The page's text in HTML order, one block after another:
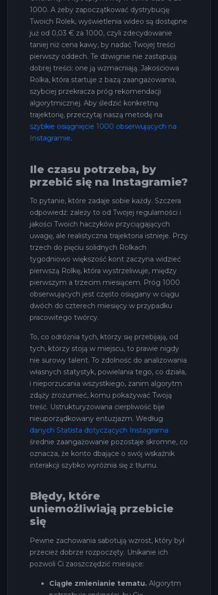
1000. A żeby zapoczątkować dystrybucję
Twoich Rolek, wyświetlenia wideo są dostępne
już od 0,03 € za 1000, czyli zdecydowanie
taniej niż cena kawy, by nadać Twojej treści
pierwszy oddech. Te dźwignie nie zastępują
dobrej treści: one ją wzmacniają. Jakościowa
Rolka, która startuje z bazą zaangażowania,
szybciej przekracza próg rekomendacji
algorytmicznej. Aby śledzić konkretną
trajektorię, przeczytaj naszą metodę na
szybkie osiągnięcie 1000 obserwujących na
Instagramie.
Ile czasu potrzeba, by
przebić się na Instagramie?
To pytanie, które zadaje sobie każdy. Szczera
odpowiedź: zależy to od Twojej regularności i
jakości Twoich haczyków przyciągających
uwagę, ale realistyczna trajektoria istnieje. Przy
trzech do pięciu solidnych Rolkach
tygodniowo większość kont zaczyna widzieć
pierwszą Rolkę, która wystrzeliwuje, między
pierwszym a trzecim miesiącem. Próg 1000
obserwujących jest często osiągany w ciągu
dwóch do czterech miesięcy w przypadku
pracowitego twórcy.
To, co odróżnia tych, którzy się przebijają, od
tych, którzy stoją w miejscu, to prawie nigdy
nie surowy talent. To zdolność do analizowania
własnych statystyk, powielania tego, co działa,
i nieporzucania wszystkiego, zanim algorytm
zdąży zrozumieć, komu pokazywać Twoją
treść. Ustrukturyzowana cierpliwość bije
nieuporządkowany entuzjazm. Według
danych Statista dotyczących Instagrama
średnie zaangażowanie pozostaje skromne, co
oznacza, że konto dbające o swój wskaźnik
interakcji szybko wyróżnia się z tłumu.
Błędy, które
uniemożliwiają przebicie
się
Pewne zachowania sabotują wzrost, który był
przecież dobrze rozpoczęty. Unikanie ich
pozwoli Ci zaoszczędzić miesiące:
Ciągłe zmienianie tematu. Algorytm